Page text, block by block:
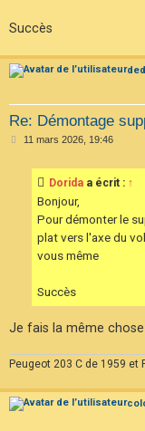
Succès
Re: Démontage
M11 mars 2026, 19:46
Dorida a écrit : ↑
Bonjour,
Pour démonter le
plat vers l'axe du
vous même
Succès
Je fais la même chose
Peugeot 203 C de 1959 et